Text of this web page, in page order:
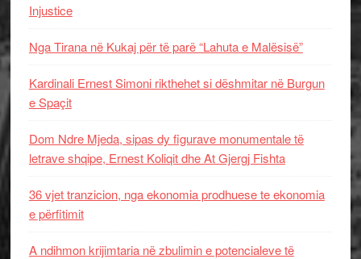
Injustice
Nga Tirana në Kukaj për të parë “Lahuta e Malësisë”
Kardinali Ernest Simoni rikthehet si dëshmitar në Burgun
e Spaçit
Dom Ndre Mjeda, sipas dy figurave monumentale të
letrave shqipe, Ernest Koliqit dhe At Gjergj Fishta
36 vjet tranzicion, nga ekonomia prodhuese te ekonomia
e përfitimit
A ndihmon krijimtaria në zbulimin e potencialeve të